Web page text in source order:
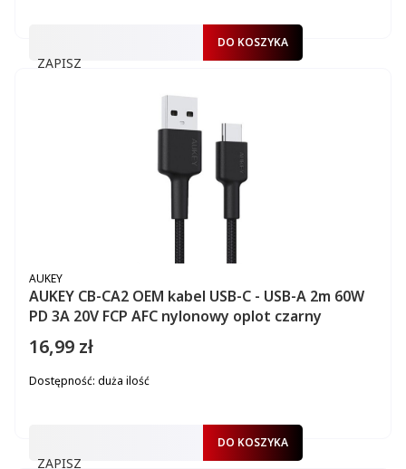
ZAPISZ
DO KOSZYKA
AUKEY CB-CA2 OEM kabel USB-C - USB-A 2m 60W
PD 3A 20V FCP AFC nylonowy oplot czarny
PRODUCENT
AUKEY
Cena
16,99 zł
Dostępność: duża ilość
ZAPISZ
DO KOSZYKA